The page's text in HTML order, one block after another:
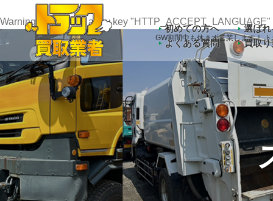
Warning : Undefined array key
GW期間中も休まず営業します！
初めての方へ
選ば
よくある質問
買取